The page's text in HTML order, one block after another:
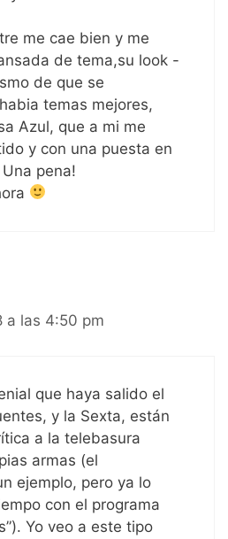
me cae bien y me
de tema,su look -
de que se
temas mejores,
Azul, que a mi me
y con una puesta en
pena!
a las 4:50 pm
que haya salido el
y la Sexta, están
a la telebasura
armas (el
ejemplo, pero ya lo
con el programa
Yo veo a este tipo